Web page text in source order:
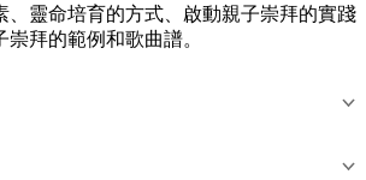
、靈命培育的方式、啟動親子崇拜的實踐
拜的範例和歌曲譜。